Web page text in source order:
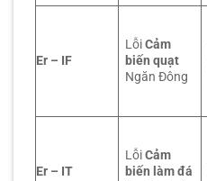
Er – IF
LỗiCảm
biến quạt
Ngăn Đông
Er – IT
LỗiCảm
biến làm đá